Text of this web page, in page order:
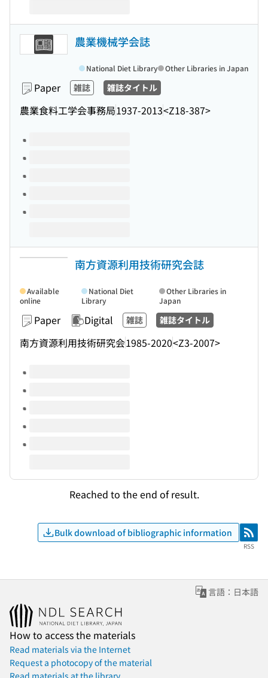
農業機械学会誌
Paper 雑誌 雑誌タイトル
農業食料工学会事務局1937-2013<Z18-387>
National Diet Library Other Libraries in Japan
Volumes of this title
南方資源利用技術研究会誌
Paper Digital 雑誌 雑誌タイトル
南方資源利用技術研究会1985-2020<Z3-2007>
Available
online
National Diet
Library
Other Libraries in
Japan
Volumes of this title
Reached to the end of result.
Bulk download of bibliographic information RSS
RSS
言語：日本語
How to access the materials
Read materials via the Internet
Request a photocopy of the material
Read materials at the library